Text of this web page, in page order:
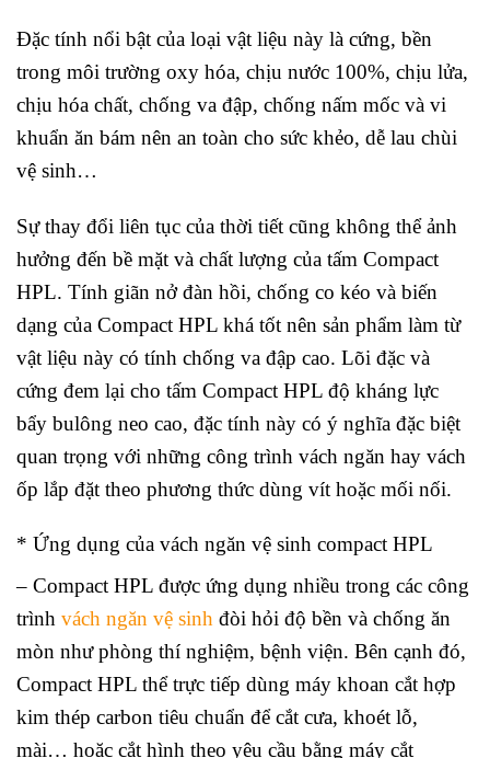
Đặc tính nổi bật của loại vật liệu này là cứng, bền
trong môi trường oxy hóa, chịu nước 100%, chịu lửa,
chịu hóa chất, chống va đập, chống nấm mốc và vi
khuẩn ăn bám nên an toàn cho sức khẻo, dễ lau chùi
vệ sinh…
Sự thay đổi liên tục của thời tiết cũng không thể ảnh
hưởng đến bề mặt và chất lượng của tấm Compact
HPL. Tính giãn nở đàn hồi, chống co kéo và biến
dạng của Compact HPL khá tốt nên sản phẩm làm từ
vật liệu này có tính chống va đập cao. Lõi đặc và
cứng đem lại cho tấm Compact HPL độ kháng lực
bẩy bulông neo cao, đặc tính này có ý nghĩa đặc biệt
quan trọng với những công trình vách ngăn hay vách
ốp lắp đặt theo phương thức dùng vít hoặc mối nối.
* Ứng dụng của vách ngăn vệ sinh compact HPL
– Compact HPL được ứng dụng nhiều trong các công
trình vách ngăn vệ sinh đòi hỏi độ bền và chống ăn
mòn như phòng thí nghiệm, bệnh viện. Bên cạnh đó,
Compact HPL thể trực tiếp dùng máy khoan cắt hợp
kim thép carbon tiêu chuẩn để cắt cưa, khoét lỗ,
mài… hoặc cắt hình theo yêu cầu bằng máy cắt